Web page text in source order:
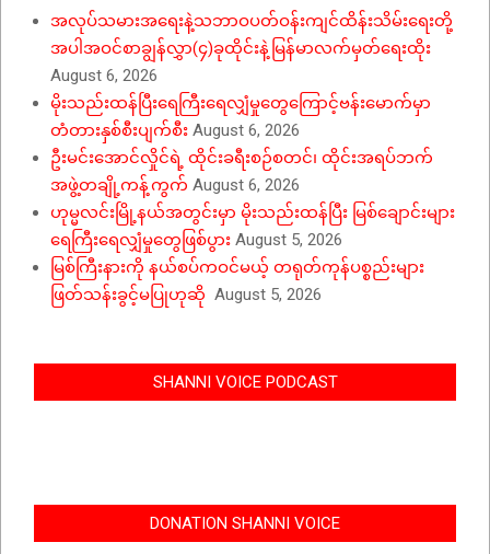
အလုပ်သမားအရေးနဲ့သဘာဝပတ်ဝန်းကျင်ထိန်းသိမ်းရေးတို့
အပါအဝင်စာချွန်လွှာ(၄)ခုထိုင်းနဲ့မြန်မာလက်မှတ်ရေးထိုး
August 6, 2026
မိုးသည်းထန်ပြီးရေကြီးရေလျှံမှုတွေကြောင့်ဗန်းမောက်မှာ
တံတားနှစ်စီးပျက်စီး August 6, 2026
ဦးမင်းအောင်လှိုင်ရဲ့ ထိုင်းခရီးစဉ်စတင်၊ ထိုင်းအရပ်ဘက်
အဖွဲ့တချို့ကန့်ကွက် August 6, 2026
ဟုမ္မလင်းမြို့နယ်အတွင်းမှာ မိုးသည်းထန်ပြီး မြစ်ချောင်းများ
ရေကြီးရေလျှံမှုတွေဖြစ်ပွား August 5, 2026
မြစ်ကြီးနားကို နယ်စပ်ကဝင်မယ့် တရုတ်ကုန်ပစ္စည်းများ
ဖြတ်သန်းခွင့်မပြုဟုဆို August 5, 2026
SHANNI VOICE PODCAST
DONATION SHANNI VOICE